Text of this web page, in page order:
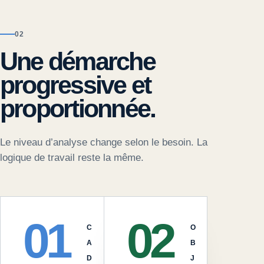
02
Une démarche
progressive et
proportionnée.
Le niveau d’analyse change selon le besoin. La
logique de travail reste la même.
01
C
A
D
02
O
B
J